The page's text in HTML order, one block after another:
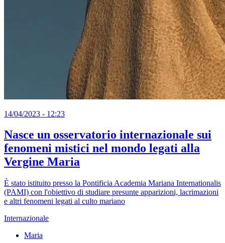
14/04/2023 - 12:23
Nasce un osservatorio internazionale sui
fenomeni mistici nel mondo legati alla
Vergine Maria
È stato istituito presso la Pontificia Academia Mariana Internationalis
(PAMI) con l'obiettivo di studiare presunte apparizioni, lacrimazioni
e altri fenomeni legati al culto mariano
Internazionale
Maria